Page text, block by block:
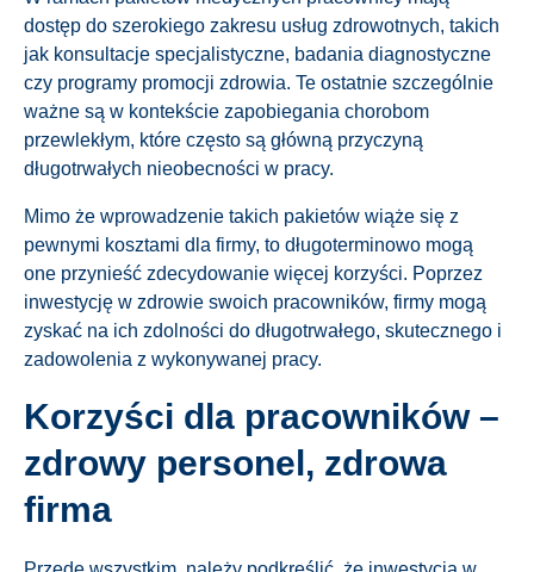
dostęp do szerokiego zakresu usług zdrowotnych, takich
jak konsultacje specjalistyczne, badania diagnostyczne
czy programy promocji zdrowia. Te ostatnie szczególnie
ważne są w kontekście zapobiegania chorobom
przewlekłym, które często są główną przyczyną
długotrwałych nieobecności w pracy.
Mimo że wprowadzenie takich pakietów wiąże się z
pewnymi kosztami dla firmy, to długoterminowo mogą
one przynieść zdecydowanie więcej korzyści. Poprzez
inwestycję w zdrowie swoich pracowników, firmy mogą
zyskać na ich zdolności do długotrwałego, skutecznego i
zadowolenia z wykonywanej pracy.
Korzyści dla pracowników –
zdrowy personel, zdrowa
firma